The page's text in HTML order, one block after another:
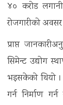
४० करोड
रोजगारीको अवसर
प्राप्त
सिमेन्ट उद्योग
भइसकेको थियो ।
गर्न निर्माण